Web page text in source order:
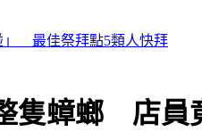
」 最佳祭拜點5類人快拜
隻蟑螂 店員